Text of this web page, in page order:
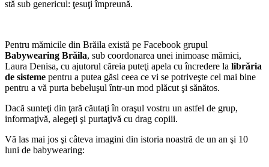
stă sub genericul: ţesuţi împreună.
Pentru mămicile din Brăila există pe Facebook grupul
Babywearing Brăila, sub coordonarea unei inimoase mămici,
Laura Denisa, cu ajutorul căreia puteţi apela cu încredere la librăria
de sisteme pentru a putea găsi ceea ce vi se potriveşte cel mai bine
pentru a vă purta bebeluşul într-un mod plăcut şi sănătos.
Dacă sunteţi din ţară căutaţi în oraşul vostru un astfel de grup,
informaţivă, alegeţi şi purtaţivă cu drag copiii.
Vă las mai jos şi câteva imagini din istoria noastră de un an şi 10
luni de babywearing: